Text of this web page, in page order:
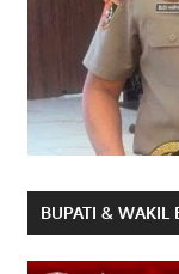
BUPATI & WAKIL